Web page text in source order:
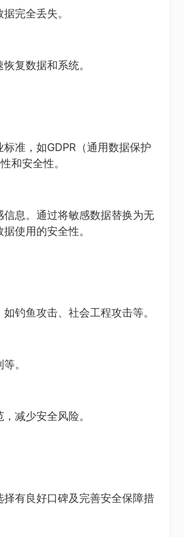
完全丢失。
复数据和系统。
准，如GDPR（通用数据保护
和安全性。
息。通过将敏感数据替换为无
使用的安全性。
钓鱼攻击、社会工程攻击等。
。
减少安全风险。
有良好口碑及完善安全保障措